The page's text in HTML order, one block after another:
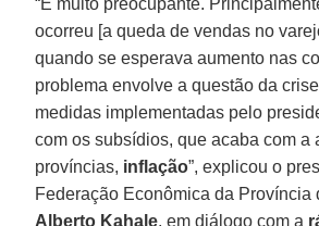
ocorreu [a queda de vendas no
quando se esperava aumento nas
problema envolve a questão da
medidas implementadas pelo
com os subsídios, que acaba com a
províncias, inflação”, explicou o
Federação Econômica da Província
Alberto Kahale, em diálogo com a